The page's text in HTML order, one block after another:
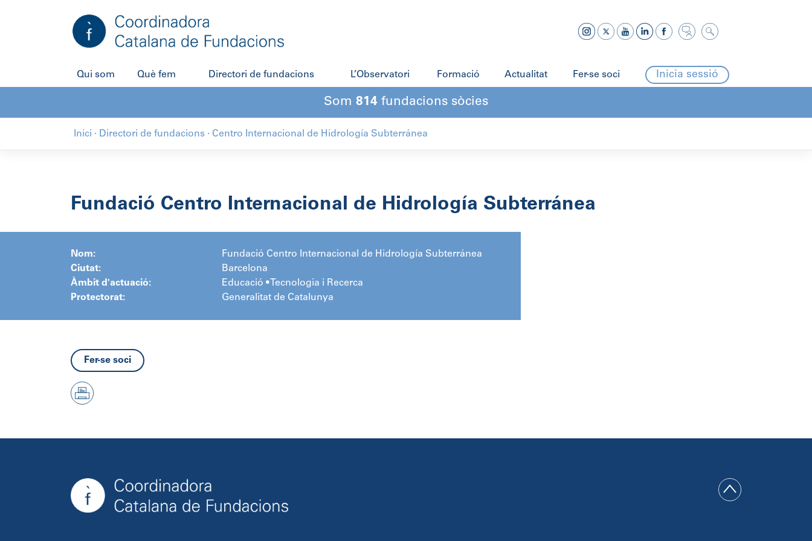
Qui som Què fem Directori de fundacions L’Observatori Formació Actualitat Fer-se soci Inicia sessió
Som 814 fundacions sòcies
Inici · Directori de fundacions · Centro Internacional de Hidrología Subterránea
Fundació Centro Internacional de Hidrología Subterránea
Nom:
Fundació Centro Internacional de Hidrología Subterránea
Ciutat:
Barcelona
Àmbit d'actuació:
Educació • Tecnologia i Recerca
Protectorat:
Generalitat de Catalunya
Fer-se soci